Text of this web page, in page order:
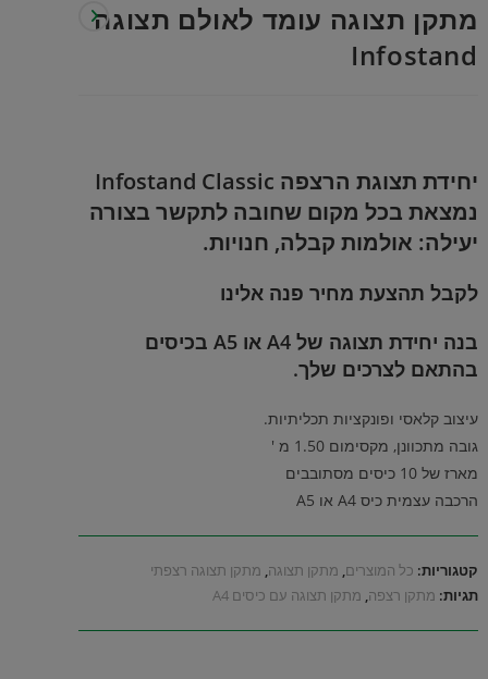
מתקן תצוגה עומד לאולם תצוגה
Infostand
יחידת תצוגת הרצפה Infostand Classic
נמצאת בכל מקום שחובה לתקשר בצורה
יעילה: אולמות קבלה, חנויות.
לקבל תהצעת מחיר פנה אלינו
בנה יחידת תצוגה של A4 או A5 בכיסים
בהתאם לצרכים שלך.
עיצוב קלאסי ופונקציות תכליתיות.
גובה מתכוונן, מקסימום 1.50 מ '
מארז של 10 כיסים מסתובבים
הרכבה עצמית כיס A4 או A5
קטגוריות: כל המוצרים, מתקן תצוגה, מתקן תצוגה רצפתי
תגיות: מתקן רצפה, מתקן תצוגה עם כיסים A4